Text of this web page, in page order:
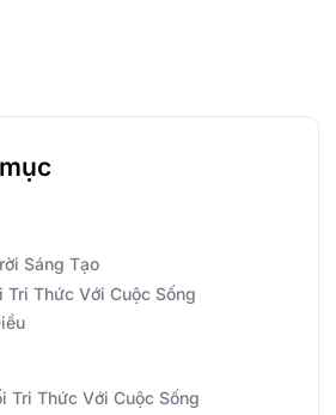
Sáng Tạo
Tri Thức Với Cuộc Sống
Tri Thức Với Cuộc Sống